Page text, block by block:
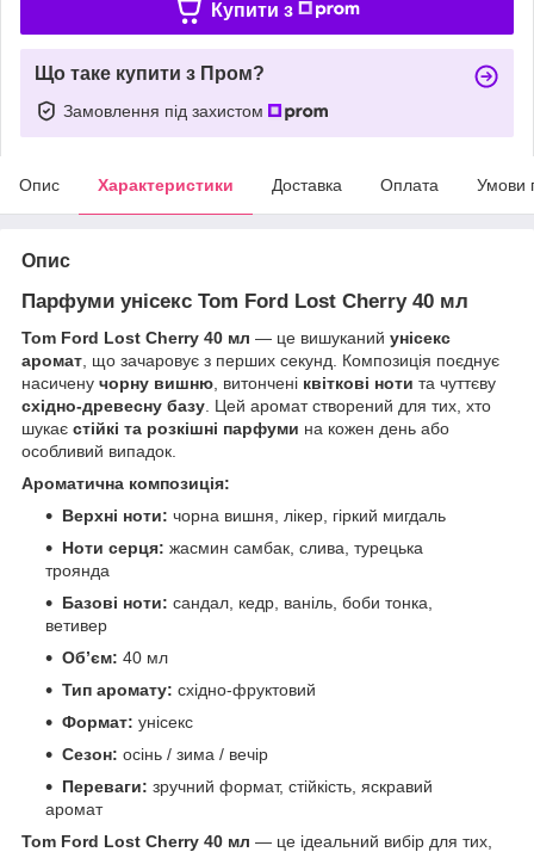
Купити з
Що таке купити з Пром?
Замовлення під захистом
Опис Характеристики Доставка Оплата Умови
Опис
Парфуми унісекс Tom Ford Lost Cherry 40 мл
Tom Ford Lost Cherry 40 мл — це вишуканий унісекс
аромат , що зачаровує з перших секунд. Композиція поєднує
насичену чорну вишню , витончені квіткові ноти та чуттєву
східно-древесну базу . Цей аромат створений для тих, хто
шукає стійкі та розкішні парфуми на кожен день або
особливий випадок.
Ароматична композиція:
Верхні ноти: чорна вишня, лікер, гіркий мигдаль
Ноти серця: жасмин самбак, слива, турецька
троянда
Базові ноти: сандал, кедр, ваніль, боби тонка,
ветивер
Обʼєм: 40 мл
Тип аромату: східно-фруктовий
Формат: унісекс
Сезон: осінь / зима / вечір
Переваги: зручний формат, стійкість, яскравий
аромат
Tom Ford Lost Cherry 40 мл — це ідеальний вибір для тих,